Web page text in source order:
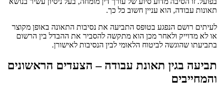
תאונות עבודה, הוא עניין חשוב כל כך.
לעיתים רושם הנפגע בטופס התביעה את נסיבות התאונה באופן מקוצר
או לא מדוייק ולאחר מכן הוא מתקשה להסביר את ההבדל בין הרשום
בתביעתו שהוגשה לביטוח הלאומי לבין הנסיבות לאישורן.
תביעה בגין תאונת עבודה – הצעדים הראשונים
והמחייבים